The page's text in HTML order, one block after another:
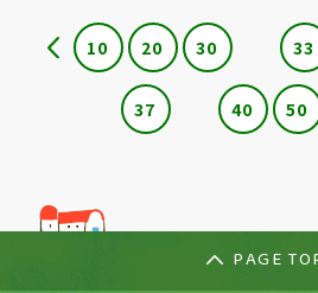
10 20 30 33
37 40 50
PAGE